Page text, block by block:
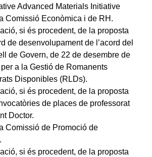
Advanced Materials Initiative
Comissió Econòmica i de RH.
si és procedent, de la proposta
de desenvolupament de l’acord del
de Govern, de 22 de desembre de
a la Gestió de Romanents
Disponibles (RLDs).
si és procedent, de la proposta
de places de professorat
Doctor.
Comissió de Promoció de
si és procedent, de la proposta